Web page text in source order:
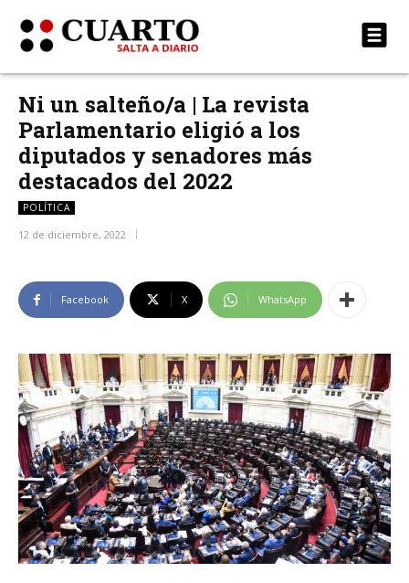
Ni un salteño/a | La revista
Parlamentario eligió a los
diputados y senadores más
destacados del 2022
POLÍTICA
12 de diciembre, 2022
Facebook X WhatsApp